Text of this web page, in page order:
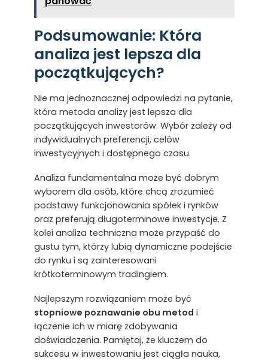
Podsumowanie: Która
analiza jest lepsza dla
początkujących?
Nie ma jednoznacznej odpowiedzi na pytanie,
która metoda analizy jest lepsza dla
początkujących inwestorów. Wybór zależy od
indywidualnych preferencji, celów
inwestycyjnych i dostępnego czasu.
Analiza fundamentalna może być dobrym
wyborem dla osób, które chcą zrozumieć
podstawy funkcjonowania spółek i rynków
oraz preferują długoterminowe inwestycje. Z
kolei analiza techniczna może przypaść do
gustu tym, którzy lubią dynamiczne podejście
do rynku i są zainteresowani
krótkoterminowym tradingiem.
Najlepszym rozwiązaniem może być
stopniowe poznawanie obu metod i
łączenie ich w miarę zdobywania
doświadczenia. Pamiętaj, że kluczem do
sukcesu w inwestowaniu jest ciągła nauka,